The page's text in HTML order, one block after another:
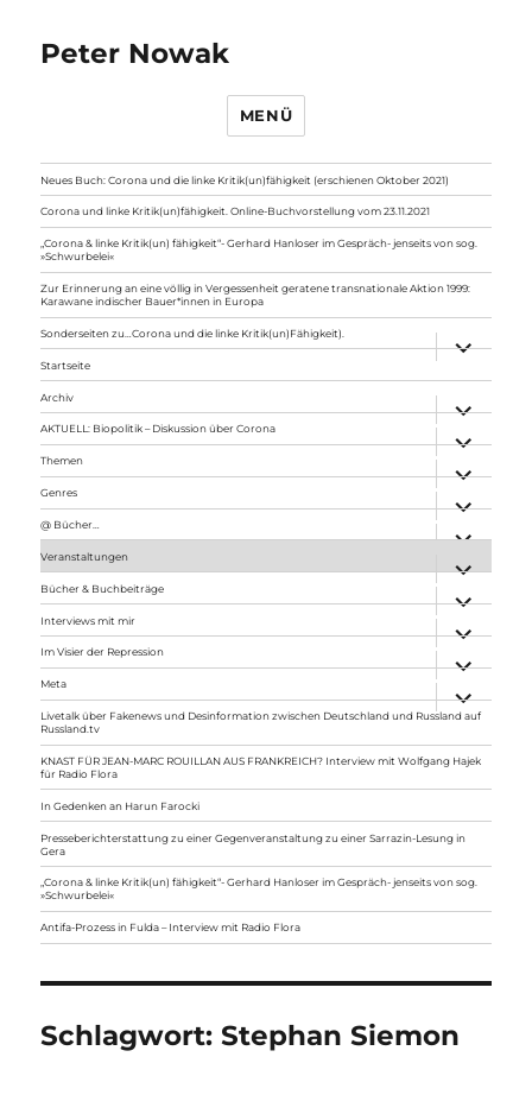
Peter Nowak
MENÜ
Neues Buch: Corona und die linke Kritik(un)fähigkeit (erschienen Oktober 2021)
Corona und linke Kritik(un)fähigkeit. Online-Buchvorstellung vom 23.11.2021
„Corona & linke Kritik(un) fähigkeit“- Gerhard Hanloser im Gespräch- jenseits von sog.
»Schwurbelei«
Zur Erinnerung an eine völlig in Vergessenheit geratene transnationale Aktion 1999:
Karawane indischer Bauer*innen in Europa
Sonderseiten zu…Corona und die linke Kritik(un)Fähigkeit).
anzeigen
Startseite
Archiv
anzeigen
AKTUELL: Biopolitik – Diskussion über Corona
anzeigen
Themen
anzeigen
Genres
anzeigen
@ Bücher…
Veranstaltungen
anzeigen
Bücher & Buchbeiträge
anzeigen
Interviews mit mir
anzeigen
Im Visier der Repression
anzeigen
Meta
anzeigen
Livetalk über Fakenews und Desinformation zwischen Deutschland und Russland auf
Russland.tv
KNAST FÜR JEAN-MARC ROUILLAN AUS FRANKREICH? Interview mit Wolfgang Hajek
für Radio Flora
In Gedenken an Harun Farocki
Presseberichterstattung zu einer Gegenveranstaltung zu einer Sarrazin-Lesung in
Gera
„Corona & linke Kritik(un) fähigkeit“- Gerhard Hanloser im Gespräch- jenseits von sog.
»Schwurbelei«
Antifa-Prozess in Fulda – Interview mit Radio Flora
Schlagwort:Stephan Siemon